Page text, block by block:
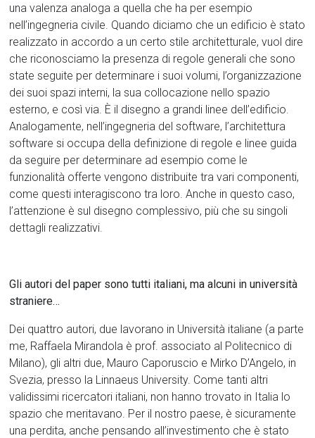
una valenza analoga a quella che ha per esempio
nell’ingegneria civile. Quando diciamo che un edificio è stato
realizzato in accordo a un certo stile architetturale, vuol dire
che riconosciamo la presenza di regole generali che sono
state seguite per determinare i suoi volumi, l’organizzazione
dei suoi spazi interni, la sua collocazione nello spazio
esterno, e così via. È il disegno a grandi linee dell’edificio.
Analogamente, nell’ingegneria del software, l’architettura
software si occupa della definizione di regole e linee guida
da seguire per determinare ad esempio come le
funzionalità offerte vengono distribuite tra vari componenti,
come questi interagiscono tra loro. Anche in questo caso,
l’attenzione è sul disegno complessivo, più che su singoli
dettagli realizzativi.
Gli autori del paper sono tutti italiani, ma alcuni in università
straniere…
Dei quattro autori, due lavorano in Università italiane (a parte
me, Raffaela Mirandola è prof. associato al Politecnico di
Milano), gli altri due, Mauro Caporuscio e Mirko D’Angelo, in
Svezia, presso la Linnaeus University. Come tanti altri
validissimi ricercatori italiani, non hanno trovato in Italia lo
spazio che meritavano. Per il nostro paese, è sicuramente
una perdita, anche pensando all’investimento che è stato